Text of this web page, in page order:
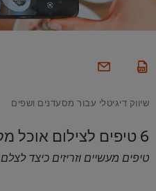
שיווק דיגיטלי עבור מסעדנים ושפים
6 טיפים לצילום אוכל מקצועי
טיפים מעשיים וזריזים כיצד לצלם